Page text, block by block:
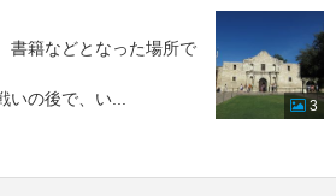
書籍などとなった場所で
いの後で、い... 3